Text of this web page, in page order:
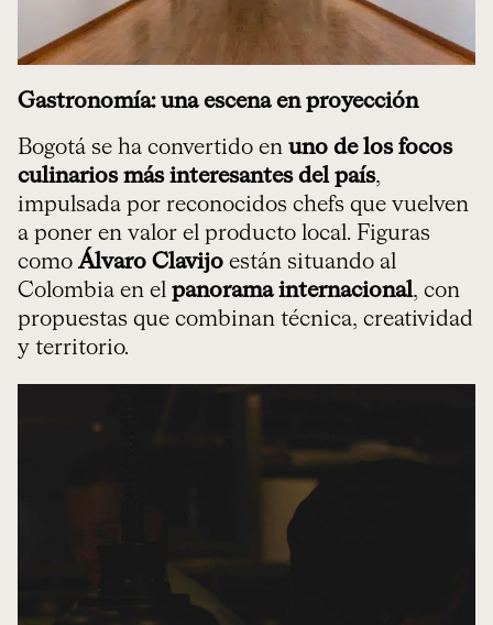
Gastronomía: una escena en proyección
Bogotá se ha convertido en uno de los focos
culinarios más interesantes del país,
impulsada por reconocidos chefs que vuelven
a poner en valor el producto local. Figuras
como Álvaro Clavijo están situando al
Colombia en el panorama internacional, con
propuestas que combinan técnica, creatividad
y territorio.